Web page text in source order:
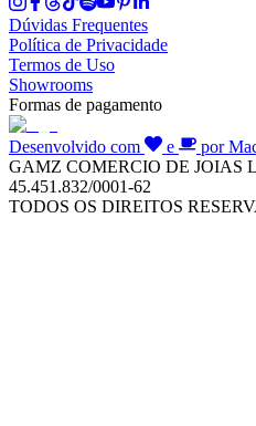
Dúvidas Frequentes
Política de Privacidade
Termos de Uso
Showrooms
Formas de pagamento
Desenvolvido com e
por
GAMZ COMERCIO DE JOIAS
45.451.832/0001-62
TODOS OS DIREITOS